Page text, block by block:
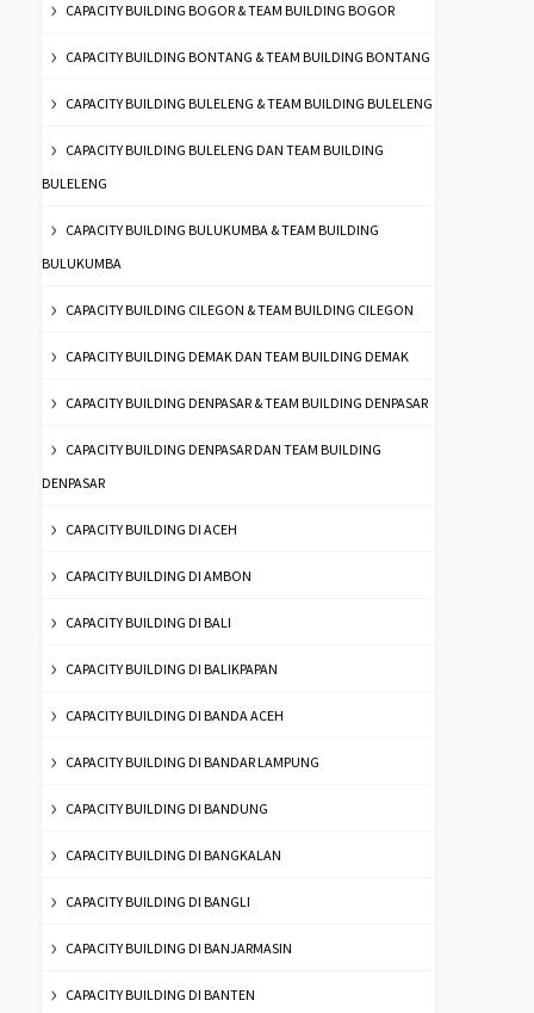
CAPACITY BUILDING BOGOR & TEAM BUILDING BOGOR
CAPACITY BUILDING BONTANG & TEAM BUILDING BONTANG
CAPACITY BUILDING BULELENG & TEAM BUILDING BULELENG
CAPACITY BUILDING BULELENG DAN TEAM BUILDING
BULELENG
CAPACITY BUILDING BULUKUMBA & TEAM BUILDING
BULUKUMBA
CAPACITY BUILDING CILEGON & TEAM BUILDING CILEGON
CAPACITY BUILDING DEMAK DAN TEAM BUILDING DEMAK
CAPACITY BUILDING DENPASAR & TEAM BUILDING DENPASAR
CAPACITY BUILDING DENPASAR DAN TEAM BUILDING
DENPASAR
CAPACITY BUILDING DI ACEH
CAPACITY BUILDING DI AMBON
CAPACITY BUILDING DI BALI
CAPACITY BUILDING DI BALIKPAPAN
CAPACITY BUILDING DI BANDA ACEH
CAPACITY BUILDING DI BANDAR LAMPUNG
CAPACITY BUILDING DI BANDUNG
CAPACITY BUILDING DI BANGKALAN
CAPACITY BUILDING DI BANGLI
CAPACITY BUILDING DI BANJARMASIN
CAPACITY BUILDING DI BANTEN